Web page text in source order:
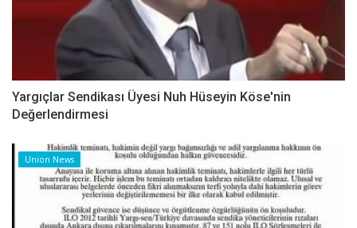
Yargıçlar Sendikası Üyesi Nuh Hüseyin Köse'nin
Değerlendirmesi
Union News